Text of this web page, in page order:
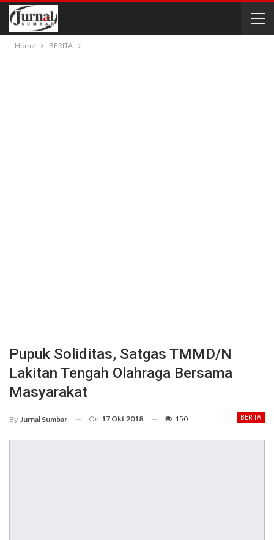
Home BERITA
Pupuk Soliditas, Satgas TMMD/N
Lakitan Tengah Olahraga Bersama
Masyarakat
BERITA
By Jurnal Sumbar On 17 Okt 2018 150